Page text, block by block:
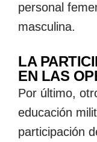
personal
masculina.
LA
EN LAS
Por último,
educación
participación